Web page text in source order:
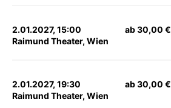
2.01.2027, 15:00
Raimund Theater, Wien
ab 30,00 €
2.01.2027, 19:30
Raimund Theater, Wien
ab 30,00 €